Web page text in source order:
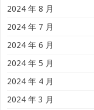
2024 年 8 月
2024 年 7 月
2024 年 6 月
2024 年 5 月
2024 年 4 月
2024 年 3 月